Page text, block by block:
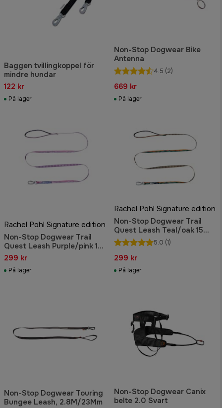
Baggen tvillingkoppel för
mindre hundar
122 kr
På lager
Non-Stop Dogwear Bike
Antenna
4.5 (2)
669 kr
På lager
Rachel Pohl Signature edition
Non-Stop Dogwear Trail
Quest Leash Purple/pink 15
mm/2 m
299 kr
På lager
Rachel Pohl Signature edition
Non-Stop Dogwear Trail
Quest Leash Teal/oak 15
mm/2 m
5.0 (1)
299 kr
På lager
Non-Stop Dogwear Touring
Bungee Leash, 2.8M/23Mm
Non-Stop Dogwear Canix
belte 2.0 Svart